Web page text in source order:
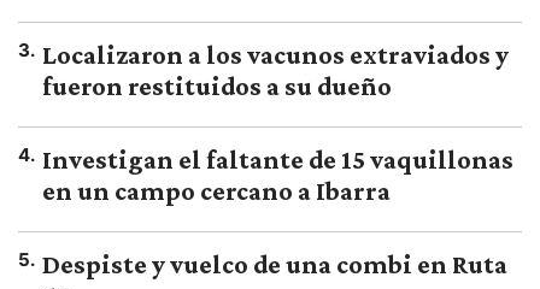
3. Localizaron a los vacunos extraviados y
fueron restituidos a su dueño
4. Investigan el faltante de 15 vaquillonas
en un campo cercano a Ibarra
5. Despiste y vuelco de una combi en Ruta